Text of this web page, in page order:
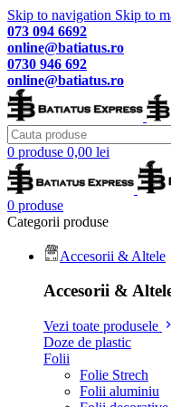
Skip to navigation Skip to
073 094 6692
online@batiatus.ro
0730 946 692
online@batiatus.ro
0 produse 0,00 lei
0 produse
Categorii produse
Accesorii & Altele
Accesorii &
Vezi toate produsele
Doze de plastic
Folii
Folie Strech
Folii aluminiu